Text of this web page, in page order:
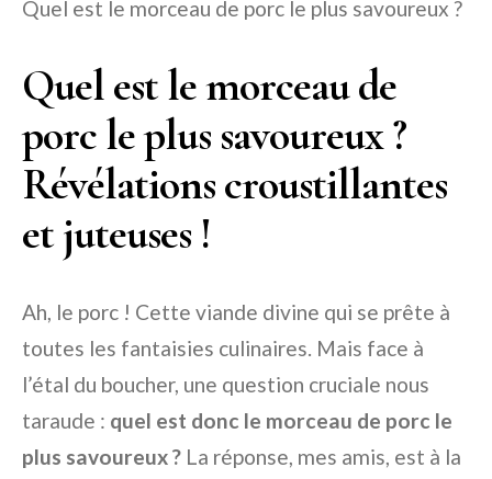
Quel est le morceau de porc le plus savoureux ?
Quel est le morceau de
porc le plus savoureux ?
Révélations croustillantes
et juteuses !
Ah, le porc ! Cette viande divine qui se prête à
toutes les fantaisies culinaires. Mais face à
l’étal du boucher, une question cruciale nous
taraude : quel est donc le morceau de porc le
plus savoureux ? La réponse, mes amis, est à la